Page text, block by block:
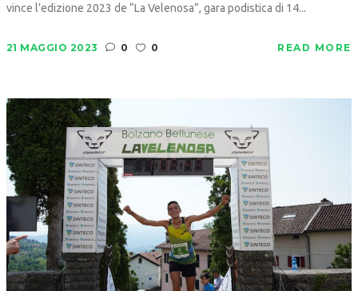
vince l’edizione 2023 de “La Velenosa”, gara podistica di 14...
21 MAGGIO 2023 0 0 READ MORE